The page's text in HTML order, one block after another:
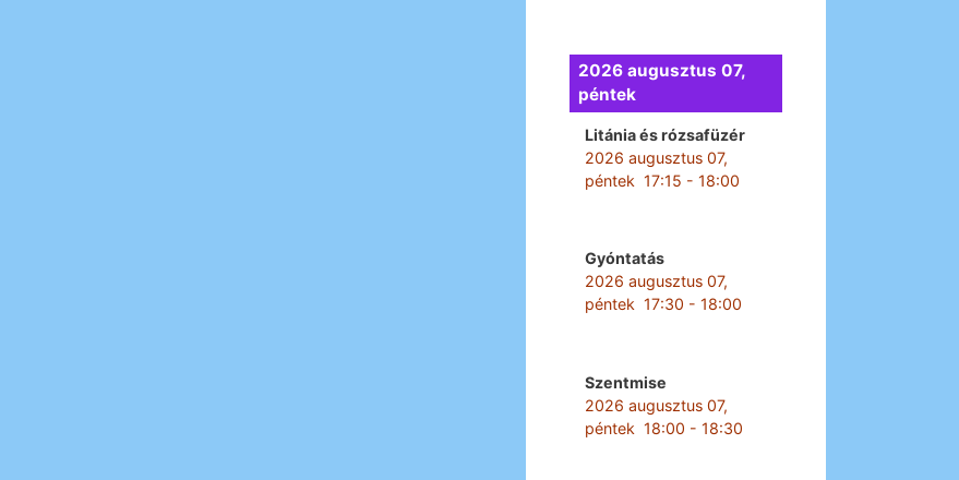
2026 augusztus 07,
péntek
Litánia és rózsafüzér
2026 augusztus 07,
péntek 17:15 - 18:00
Gyóntatás
2026 augusztus 07,
péntek 17:30 - 18:00
Szentmise
2026 augusztus 07,
péntek 18:00 - 18:30